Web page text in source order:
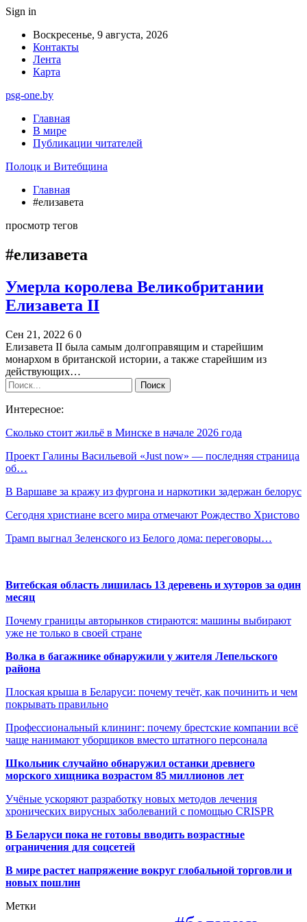
Sign in
Воскресенье, 9 августа, 2026
Контакты
Лента
Карта
psg-one.by
Главная
В мире
Публикации читателей
Полоцк и Витебщина
Главная
#елизавета
просмотр тегов
#елизавета
Умерла королева Великобритании
Елизавета II
Сен 21, 2022 6 0
Елизавета II была самым долгоправящим и старейшим
монархом в британской истории, а также старейшим из
действующих…
Интересное:
Сколько стоит жильё в Минске в начале 2026 года
Проект Галины Васильевой «Just now» — последняя страница
об…
В Варшаве за кражу из фургона и наркотики задержан белорус
Сегодня христиане всего мира отмечают Рождество Христово
Трамп выгнал Зеленского из Белого дома: переговоры…
Витебская область лишилась 13 деревень и хуторов за один
месяц
Почему границы авторынков стираются: машины выбирают
уже не только в своей стране
Волка в багажнике обнаружили у жителя Лепельского
района
Плоская крыша в Беларуси: почему течёт, как починить и чем
покрывать правильно
Профессиональный клининг: почему брестские компании всё
чаще нанимают уборщиков вместо штатного персонала
Школьник случайно обнаружил останки древнего
морского хищника возрастом 85 миллионов лет
Учёные ускоряют разработку новых методов лечения
хронических вирусных заболеваний с помощью CRISPR
В Беларуси пока не готовы вводить возрастные
ограничения для соцсетей
В мире растет напряжение вокруг глобальной торговли и
новых пошлин
Метки